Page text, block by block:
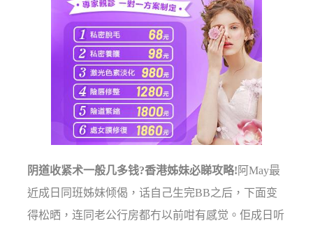
阴道收紧术一般几多钱?香港姊妹必睇攻略! 阿May最
近成日同班姊妹倾偈，话自己生完BB之后，下面变
得松晒，连同老公行房都冇以前咁有感觉。佢成日听